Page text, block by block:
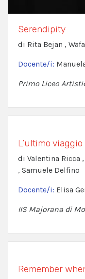
Serendipity
di Rita Bejan ,
Docente/i:
Primo Liceo
L’ultimo
di Valentina Ricca
, Samuele Delfino
Docente/i: Elisa
IIS Majorana di
Remember